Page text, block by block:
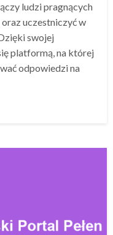
ludzi pragnących
uczestniczyć w
swojej
platformą, na której
odpowiedzi na